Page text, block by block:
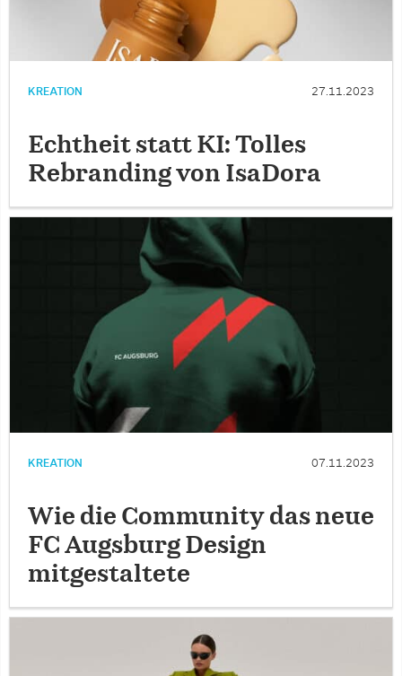
KREATION 27.11.2023
Echtheit statt KI: Tolles
Rebranding von IsaDora
KREATION 07.11.2023
Wie die Community das neue
FC Augsburg Design
mitgestaltete